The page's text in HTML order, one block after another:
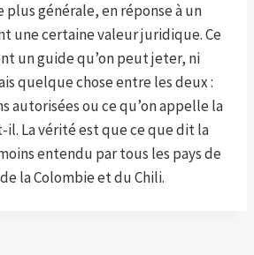
générale, en réponse à un
une certaine valeur juridique. Ce
un guide qu’on peut jeter, ni
quelque chose entre les deux :
autorisées ou ce qu’on appelle la
il. La vérité est que ce que dit la
entendu par tous les pays de
la Colombie et du Chili.